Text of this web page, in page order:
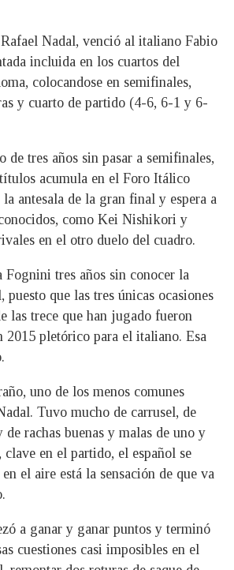
Nadal, venció al italiano Fabio
incluida en los cuartos del
colocandose en semifinales,
y cuarto de partido (4-6, 6-1 y 6-
de tres años sin pasar a semifinales,
acumula en el Foro Itálico
la antesala de la gran final y espera a
como Kei Nishikori y
en el otro duelo del cuadro.
Fognini tres años sin conocer la
que las tres únicas ocasiones
las trece que han jugado fueron
2015 pletórico para el italiano. Esa
uno de los menos comunes
Tuvo mucho de carrusel, de
rachas buenas y malas de uno y
clave en el partido, el español se
el aire está la sensación de que va
a ganar y ganar puntos y terminó
cuestiones casi imposibles en el